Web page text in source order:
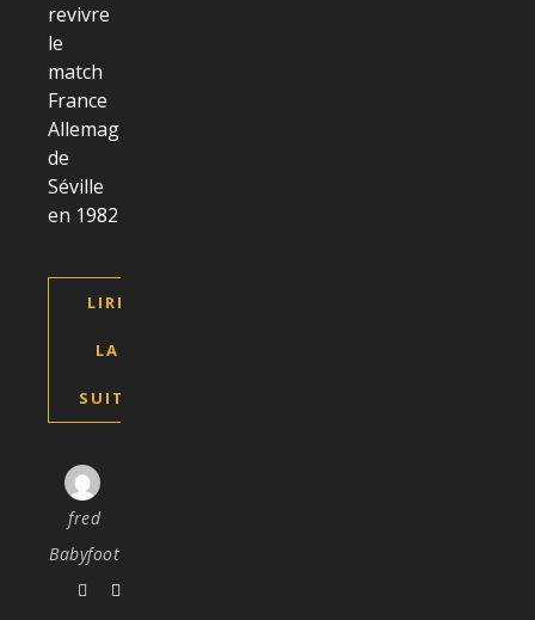
revivre
le
match
France
Allemagne
de
Séville
en 1982
LIRE
LA
SUITE
fred
Babyfoot